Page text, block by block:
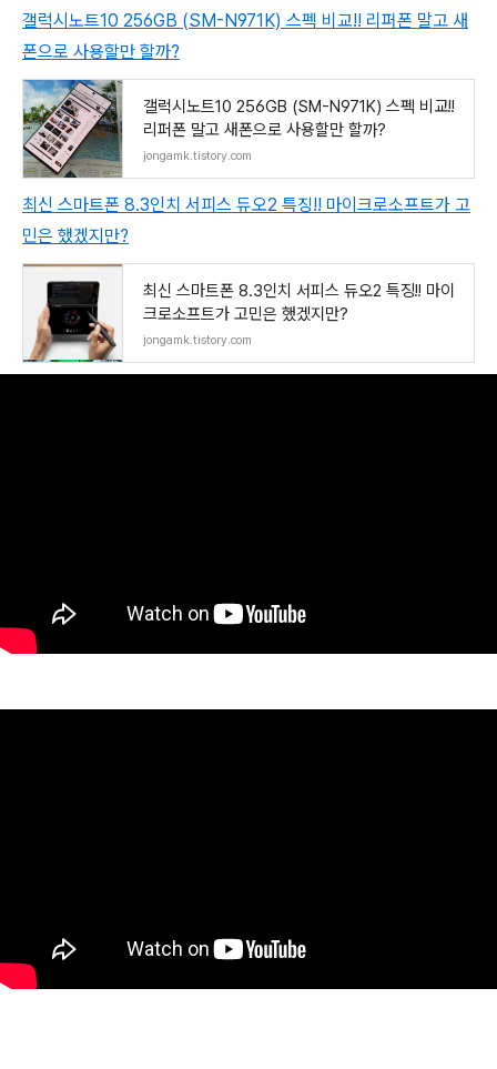
갤럭시노트10 256GB (SM-N971K) 스펙 비교!! 리퍼폰 말고 새
폰으로 사용할만 할까?
갤럭시노트10 256GB (SM-N971K) 스펙 비교!!
리퍼폰 말고 새폰으로 사용할만 할까?
jongamk.tistory.com
최신 스마트폰 8.3인치 서피스 듀오2 특징!! 마이크로소프트가 고
민은 했겠지만?
최신 스마트폰 8.3인치 서피스 듀오2 특징!! 마이
크로소프트가 고민은 했겠지만?
jongamk.tistory.com